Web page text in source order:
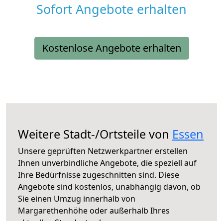
Sofort Angebote erhalten
Kostenlose Angebote erhalten
Weitere Stadt-/Ortsteile von Essen
Unsere geprüften Netzwerkpartner erstellen
Ihnen unverbindliche Angebote, die speziell auf
Ihre Bedürfnisse zugeschnitten sind. Diese
Angebote sind kostenlos, unabhängig davon, ob
Sie einen Umzug innerhalb von
Margarethenhöhe oder außerhalb Ihres